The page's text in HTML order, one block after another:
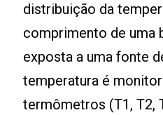
distribuição da
comprimento de uma
exposta a uma fonte
temperatura é
termômetros (T1, T2,